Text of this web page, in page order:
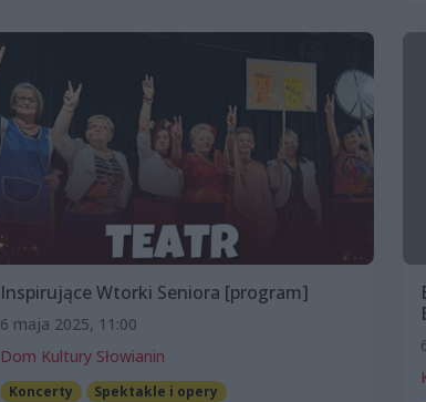
Inspirujące Wtorki Seniora [program]
6 maja 2025, 11:00
Dom Kultury Słowianin
Koncerty
Spektakle i opery